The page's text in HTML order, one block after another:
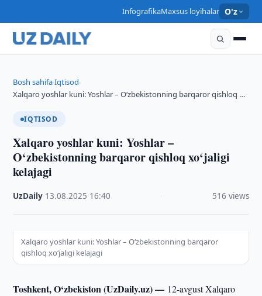
InfografikaMaxsus loyihalar O'z
Bosh sahifa›Iqtisod›
Xalqaro yoshlar kuni: Yoshlar – O‘zbekistonning barqaror qishloq …
IQTISOD
Xalqaro yoshlar kuni: Yoshlar –
O‘zbekistonning barqaror qishloq xo‘jaligi
kelajagi
UzDaily 13.08.2025 16:40 516 views
Xalqaro yoshlar kuni: Yoshlar – O‘zbekistonning barqaror
qishloq xo‘jaligi kelajagi
Toshkent, O‘zbekiston (UzDaily.uz) — 12-avgust Xalqaro